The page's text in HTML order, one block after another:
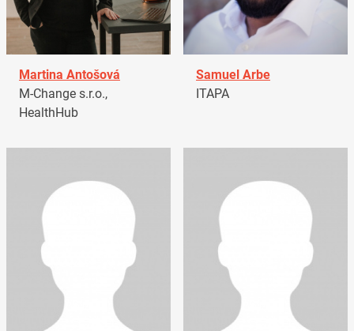
Martina Antošová
M-Change s.r.o.,
HealthHub
Samuel Arbe
ITAPA